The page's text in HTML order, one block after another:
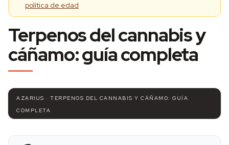
política de edad
Terpenos del cannabis y
cáñamo: guía completa
AZARIUS · TERPENOS DEL CANNABIS Y CÁÑAMO: GUÍA
COMPLETA